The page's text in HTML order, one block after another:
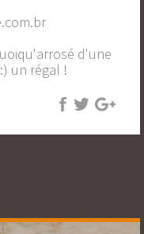
d'une
un régal !